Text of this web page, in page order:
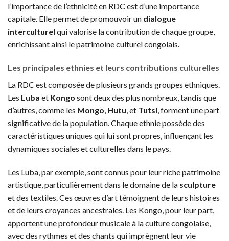
l’importance de l’ethnicité en RDC est d’une importance
capitale. Elle permet de promouvoir un dialogue
interculturel qui valorise la contribution de chaque groupe,
enrichissant ainsi le patrimoine culturel congolais.
Les principales ethnies et leurs contributions culturelles
La RDC est composée de plusieurs grands groupes ethniques.
Les Luba et Kongo sont deux des plus nombreux, tandis que
d’autres, comme les Mongo Hutu , et Tutsi , forment une part
significative de la population. Chaque ethnie possède des
caractéristiques uniques qui lui sont propres, influençant les
dynamiques sociales et culturelles dans le pays.
Les Luba, par exemple, sont connus pour leur riche patrimoine
artistique, particulièrement dans le domaine de la sculpture
et des textiles. Ces œuvres d’art témoignent de leurs histoires
et de leurs croyances ancestrales. Les Kongo, pour leur part,
apportent une profondeur musicale à la culture congolaise,
avec des rythmes et des chants qui imprègnent leur vie